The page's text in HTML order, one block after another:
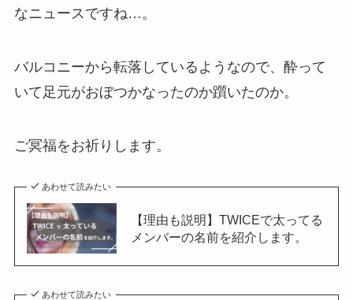
なニュースですね…。
バルコニーから転落しているようなので、酔って
いて足元がおぼつかなったのか躓いたのか。
ご冥福をお祈りします。
あわせて読みたい
【理由も説明】TWICEで太ってる
メンバーの名前を紹介します。
あわせて読みたい